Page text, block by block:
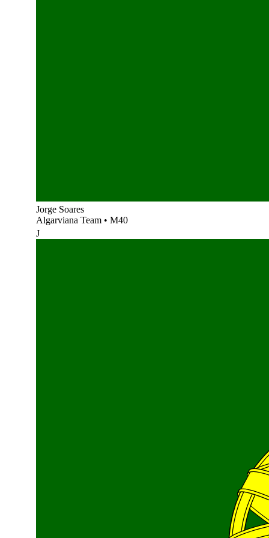
Jorge Soares
Algarviana Team • M40
J